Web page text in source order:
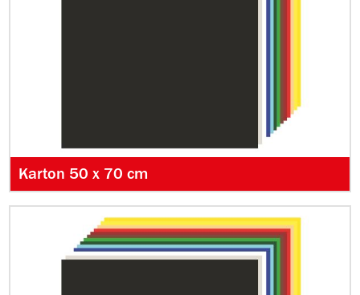
Karton 50 x 70 cm